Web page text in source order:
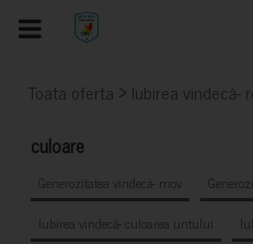
Toata oferta > Iubirea vindecă-
culoare
Generozitatea vindecă- mov
Iubirea vindecă- culoarea untului